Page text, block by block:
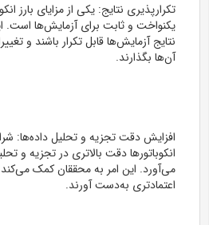
تکرارپذیری نتایج: یکی از مزایای بارز
یکنواخت و ثابت برای آزمایش‌ها
نتایج آزمایش‌ها قابل تکرار باشند و
آن‌ها بگذارند.
افزایش دقت تجزیه و تحلیل داده‌ها:
انکوباتورها دقت بالاتری در تجزیه و
می‌آورد. این امر به محققان کمک می‌کند
اعتمادتری به‌دست آورند.